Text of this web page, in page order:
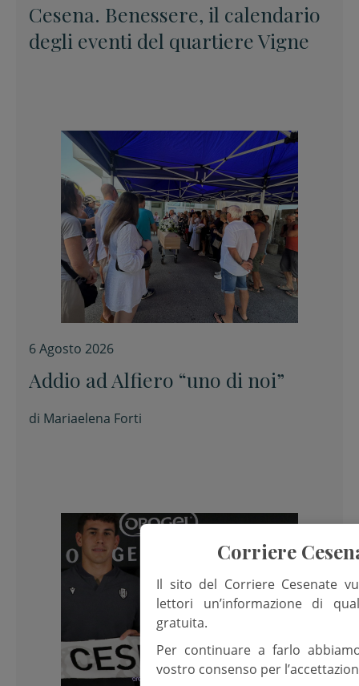
Cesena. Benessere, il calendario
degli eventi del quartiere Vigne
6 Agosto 2026
Addio ad Alfiero “uno di noi”
di Mariaelena Forti
Corriere
Il sito del Corriere Cesenate
lettori un’informazione di
gratuita.
Per continuare a farlo
vostro consenso per